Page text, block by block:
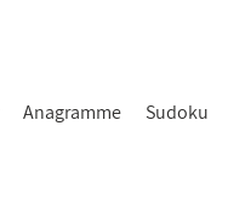
Anagramme Sudoku